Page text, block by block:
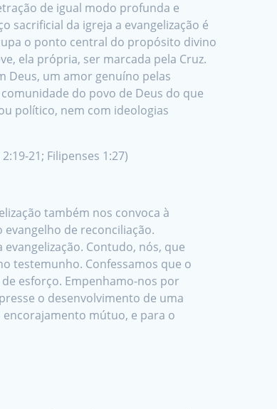
de igual modo profunda e
sacrificial da igreja a evangelização é
o ponto central do propósito divino
ela própria, ser marcada pela Cruz.
Deus, um amor genuíno pelas
do povo de Deus do que
político, nem com ideologias
21; Filipenses 1:27)
também nos convoca à
de reconciliação.
Contudo, nós, que
testemunho. Confessamos que o
esforço. Empenhamo-nos por
o desenvolvimento de uma
mútuo, e para o